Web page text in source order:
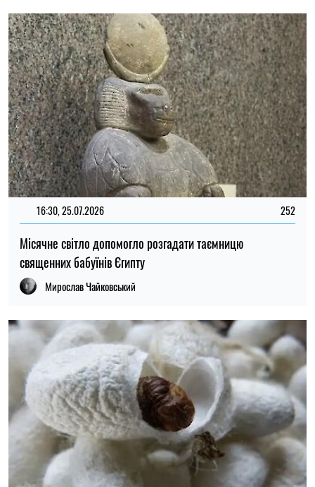
16:30, 25.07.2026 252
Місячне світло допомогло розгадати таємницю
священних бабуїнів Єгипту
Мирослав Чайковський